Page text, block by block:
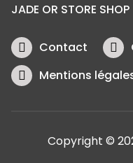
JADE OR STORE SHOP
Contact
Mentions
Copyright ©